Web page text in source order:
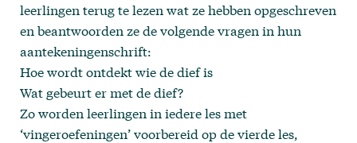
leerlingen terug te lezen wat ze hebben opgeschreven
en beantwoorden ze de volgende vragen in hun
aantekeningenschrift:
Hoe wordt ontdekt wie de dief is
Wat gebeurt er met de dief?
Zo worden leerlingen in iedere les met
‘vingeroefeningen’ voorbereid op de vierde les,